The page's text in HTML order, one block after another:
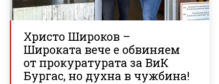
Христо Широков –
Широката вече е обвиняем
от прокуратурата за ВиК
Бургас, но духна в чужбина!